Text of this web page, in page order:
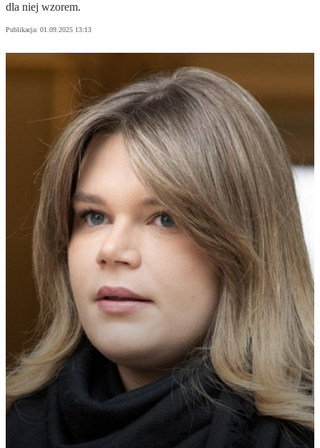
dla niej wzorem.
Publikacja: 01.09.2025 13:13